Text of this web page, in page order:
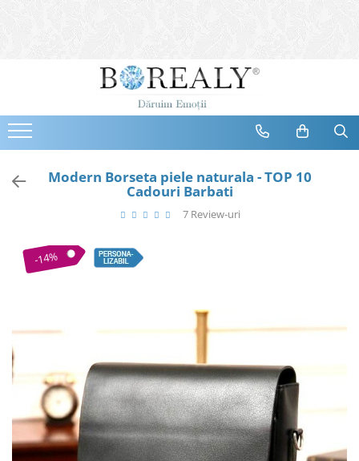
Bijuterii
Cercei
Bratari
Coliere
Destinatari
Selectii
Reduceri
Cele mai noi
Cele mai vandute
Cele mai votate
Cu video
Modern Borseta piele naturala - TOP 10
Cadouri Barbati
7 Review-uri
-14%